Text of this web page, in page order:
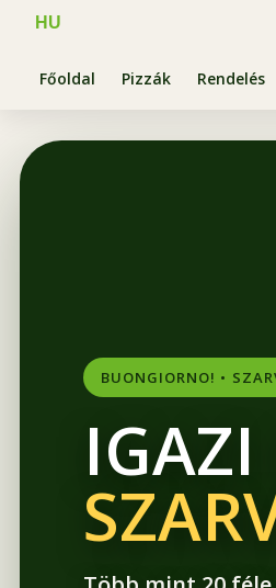
HU
Főoldal Pizzák Rendelés
BUONGIORNO! •
IGAZI